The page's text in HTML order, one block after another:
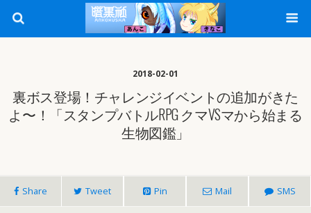
2018-02-01
裏ボス登場！チャレンジイベントの追加がきた
よ〜！「スタンプバトルRPG クマVSマから始まる
生物図鑑」
Share Tweet Pin Mail SMS